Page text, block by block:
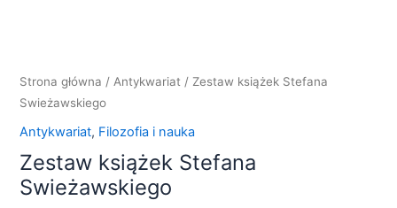
Strona główna / Antykwariat / Zestaw książek Stefana
Swieżawskiego
Antykwariat, Filozofia i nauka
Zestaw książek Stefana
Swieżawskiego
książek
Stefana